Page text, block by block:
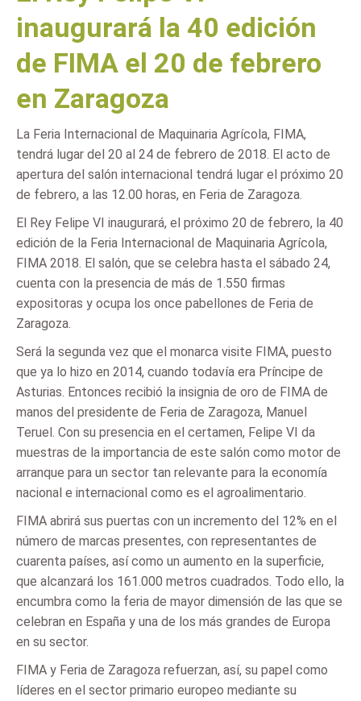
inaugurará la 40 edición
de FIMA el 20 de febrero
en Zaragoza
La Feria Internacional de Maquinaria Agrícola, FIMA,
tendrá lugar del 20 al 24 de febrero de 2018. El acto de
apertura del salón internacional tendrá lugar el próximo 20
de febrero, a las 12.00 horas, en Feria de Zaragoza.
El Rey Felipe VI inaugurará, el próximo 20 de febrero, la 40
edición de la Feria Internacional de Maquinaria Agrícola,
FIMA 2018. El salón, que se celebra hasta el sábado 24,
cuenta con la presencia de más de 1.550 firmas
expositoras y ocupa los once pabellones de Feria de
Zaragoza.
Será la segunda vez que el monarca visite FIMA, puesto
que ya lo hizo en 2014, cuando todavía era Príncipe de
Asturias. Entonces recibió la insignia de oro de FIMA de
manos del presidente de Feria de Zaragoza, Manuel
Teruel. Con su presencia en el certamen, Felipe VI da
muestras de la importancia de este salón como motor de
arranque para un sector tan relevante para la economía
nacional e internacional como es el agroalimentario.
FIMA abrirá sus puertas con un incremento del 12% en el
número de marcas presentes, con representantes de
cuarenta países, así como un aumento en la superficie,
que alcanzará los 161.000 metros cuadrados. Todo ello, la
encumbra como la feria de mayor dimensión de las que se
celebran en España y una de los más grandes de Europa
en su sector.
FIMA y Feria de Zaragoza refuerzan, así, su papel como
líderes en el sector primario europeo mediante su